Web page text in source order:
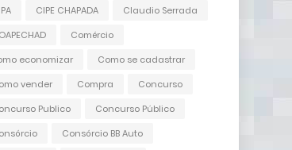
CIPE CHAPADA
Claudio Serrada
Comércio
economizar
Como se cadastrar
vender
Compra
Concurso
Publico
Concurso Público
Consórcio BB Auto